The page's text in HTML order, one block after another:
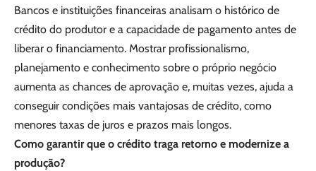
Bancos e instituições financeiras analisam o histórico de
crédito do produtor e a capacidade de pagamento antes de
liberar o financiamento. Mostrar profissionalismo,
planejamento e conhecimento sobre o próprio negócio
aumenta as chances de aprovação e, muitas vezes, ajuda a
conseguir condições mais vantajosas de crédito, como
menores taxas de juros e prazos mais longos.
Como garantir que o crédito traga retorno e modernize a
produção?